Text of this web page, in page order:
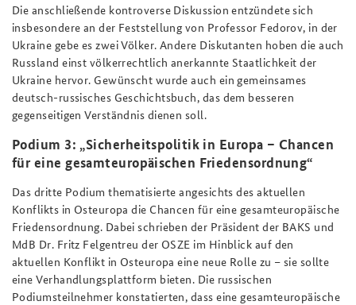
Die anschließende kontroverse Diskussion entzündete sich
insbesondere an der Feststellung von Professor Fedorov, in der
Ukraine gebe es zwei Völker. Andere Diskutanten hoben die auch
Russland einst völkerrechtlich anerkannte Staatlichkeit der
Ukraine hervor. Gewünscht wurde auch ein gemeinsames
deutsch-russisches Geschichtsbuch, das dem besseren
gegenseitigen Verständnis dienen soll.
Podium 3: „Sicherheitspolitik in Europa – Chancen
für eine gesamteuropäischen Friedensordnung“
Das dritte Podium thematisierte angesichts des aktuellen
Konflikts in Osteuropa die Chancen für eine gesamteuropäische
Friedensordnung. Dabei schrieben der Präsident der BAKS und
MdB Dr. Fritz Felgentreu der OSZE im Hinblick auf den
aktuellen Konflikt in Osteuropa eine neue Rolle zu – sie sollte
eine Verhandlungsplattform bieten. Die russischen
Podiumsteilnehmer konstatierten, dass eine gesamteuropäische